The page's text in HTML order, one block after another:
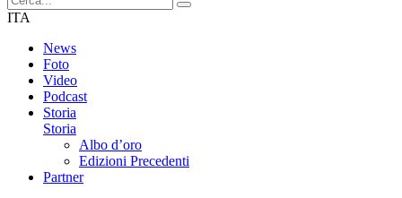
ITA
News
Foto
Video
Podcast
Storia
Storia
Albo d’oro
Edizioni Precedenti
Partner